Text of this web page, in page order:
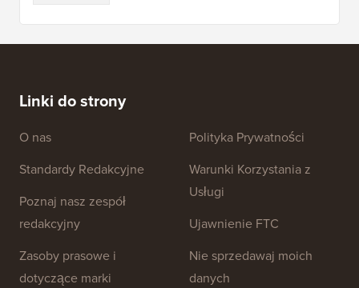
Linki do strony
O nas
Standardy Redakcyjne
Poznaj nasz zespół
redakcyjny
Zasoby prasowe i
dotyczące marki
Polityka Prywatności
Warunki Korzystania z
Usługi
Ujawnienie FTC
Nie sprzedawaj moich
danych